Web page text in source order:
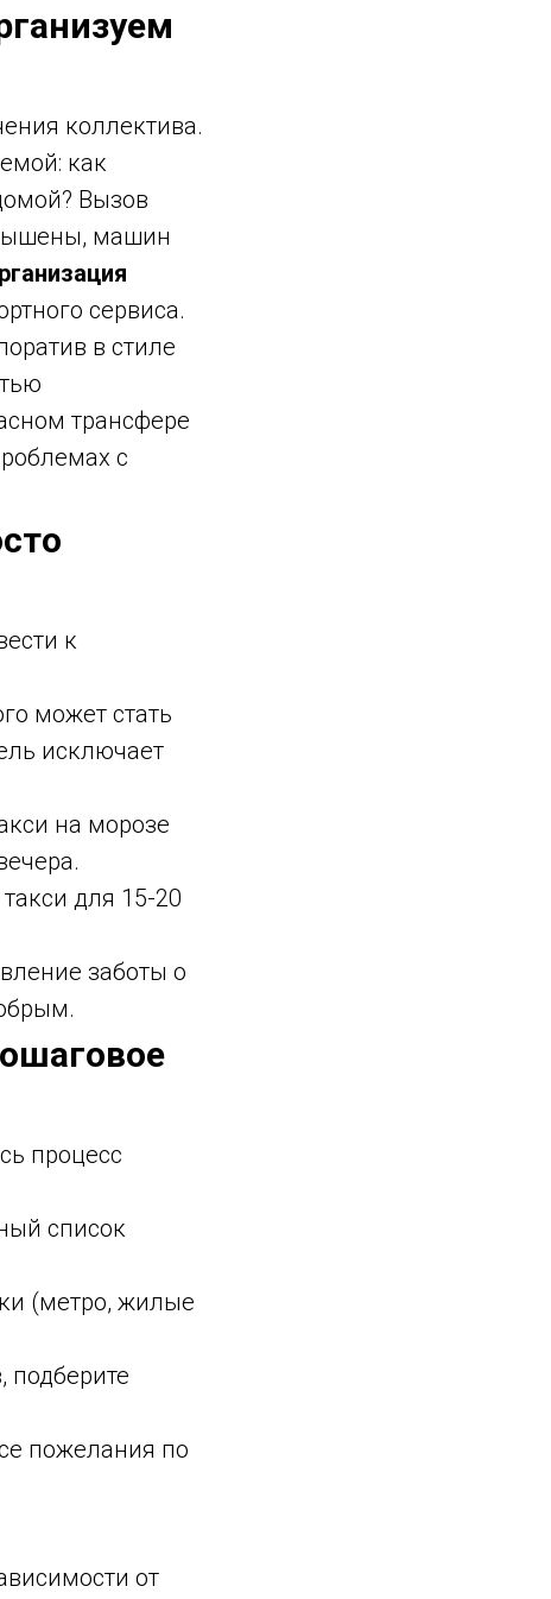
коллектива.
как
Вызов
машин
сервиса.
в стиле
трансфере
с
к
может стать
исключает
на морозе
для 15-20
заботы о
процесс
список
(метро, жилые
подберите
пожелания по
от